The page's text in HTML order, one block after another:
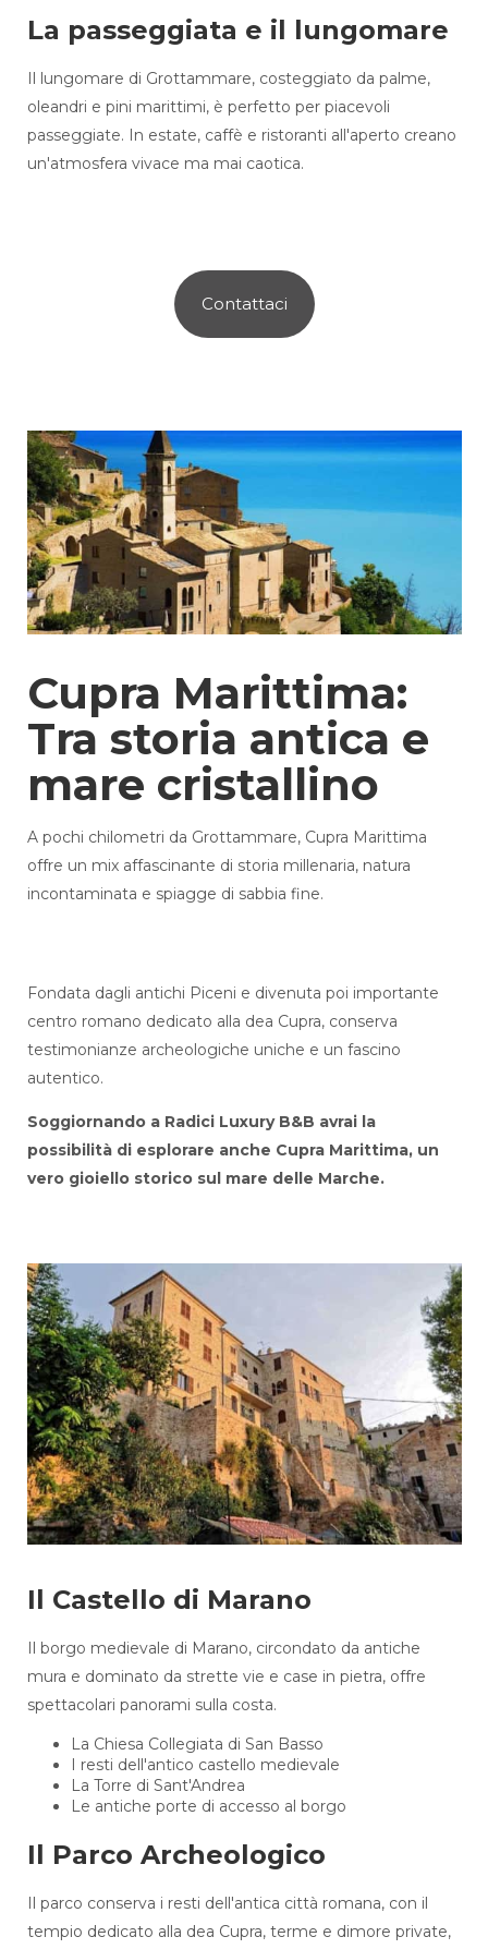
La passeggiata e il lungomare
Il lungomare di Grottammare, costeggiato da palme,
oleandri e pini marittimi, è perfetto per piacevoli
passeggiate. In estate, caffè e ristoranti all'aperto creano
un'atmosfera vivace ma mai caotica.
Contattaci
Cupra Marittima:
Tra storia antica e
mare cristallino
A pochi chilometri da Grottammare, Cupra Marittima
offre un mix affascinante di storia millenaria, natura
incontaminata e spiagge di sabbia fine.
Fondata dagli antichi Piceni e divenuta poi importante
centro romano dedicato alla dea Cupra, conserva
testimonianze archeologiche uniche e un fascino
autentico.
Soggiornando a Radici Luxury B&B avrai la
possibilità di esplorare anche Cupra Marittima, un
vero gioiello storico sul mare delle Marche.
Il Castello di Marano
Il borgo medievale di Marano, circondato da antiche
mura e dominato da strette vie e case in pietra, offre
spettacolari panorami sulla costa.
La Chiesa Collegiata di San Basso
I resti dell'antico castello medievale
La Torre di Sant'Andrea
Le antiche porte di accesso al borgo
Il Parco Archeologico
Il parco conserva i resti dell'antica città romana, con il
tempio dedicato alla dea Cupra, terme e dimore private,